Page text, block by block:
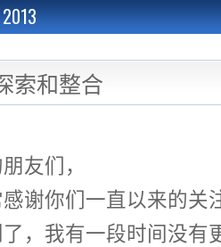
索和整合
友们，
谢你们一直以来的关
，我有一段时间没有